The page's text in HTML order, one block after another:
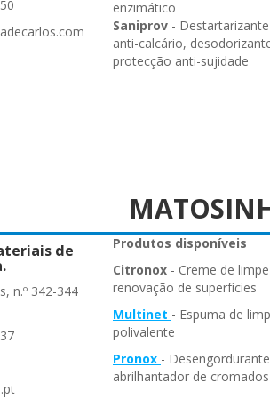
enzimático
Saniprov -
anti-calcário,
protecção anti-sujidade
de
n.º 342-344
Produtos disponíveis
Citronox - Creme de
renovação de superfícies
Multinet - Espuma de
polivalente
Pronox - Desengordurante
abrilhantador de